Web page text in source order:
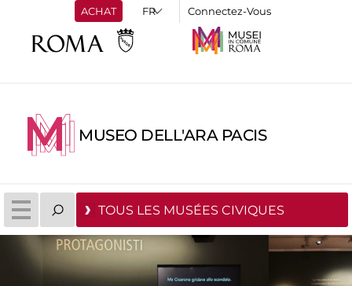
ACHAT Connectez-Vous
MUSEO DELL'ARA PACIS
TOUS LES MUSÉES CIVIQUES